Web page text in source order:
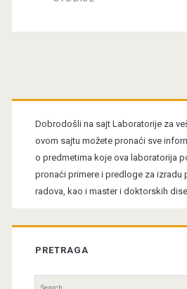
Primary
Sidebar
Dobrodošli na sajt Laboratorije za
ovom sajtu možete pronaći sve
o predmetima koje ova laboratorija
pronaći primere i predloge za izradu
radova, kao i master i doktorskih
PRETRAGA
Search